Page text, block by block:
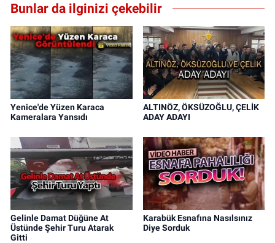
Bunlar da ilginizi çekebilir
Yenice'de Yüzen Karaca
Kameralara Yansıdı
ALTINÖZ, ÖKSÜZOĞLU, ÇELİK
ADAY ADAYI
Gelinle Damat Düğüne At
Üstünde Şehir Turu Atarak
Gitti
Karabük Esnafına Nasılsınız
Diye Sorduk